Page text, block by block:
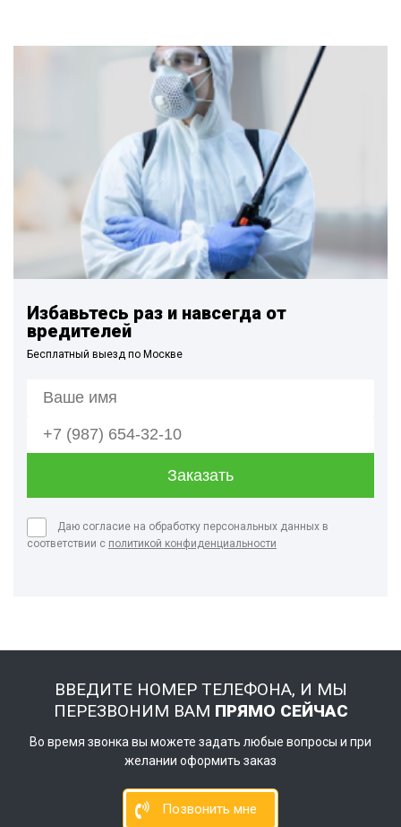
Избавьтесь раз и навсегда от
вредителей
Бесплатный выезд по Москве
Даю согласие на обработку персональных данных в
соответствии с политикой конфиденциальности
ВВЕДИТЕ НОМЕР ТЕЛЕФОНА, И МЫ
ПЕРЕЗВОНИМ ВАМ ПРЯМО СЕЙЧАС
Во время звонка вы можете задать любые вопросы и при
желании оформить заказ
Позвонить мне